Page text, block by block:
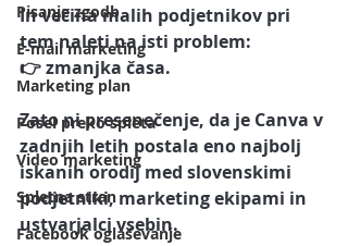
Pisanje zgodb
E-mail marketing
Marketing plan
Posel preko spleta
Video marketing
Spletna stran
Facebook oglaševanje
In večina malih podjetnikov pri
tem naleti na isti problem:
👉 zmanjka časa.
Zato ni presenečenje, da je Canva v
zadnjih letih postala eno najbolj
iskanih orodij med slovenskimi
podjetniki, marketing ekipami in
ustvarjalci vsebin.